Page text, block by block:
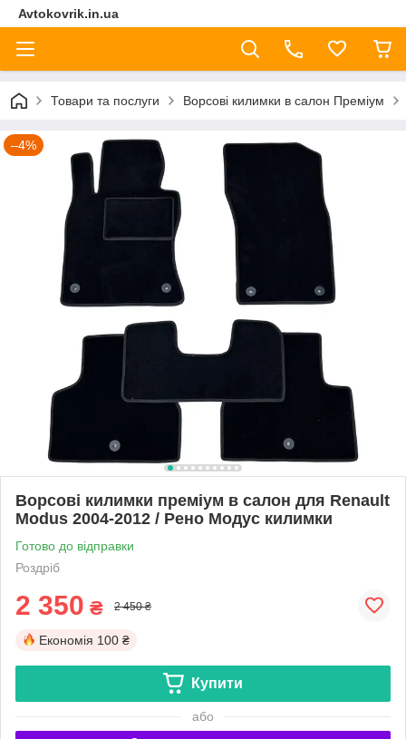
Avtokovrik.in.ua
Товари та послуги Ворсові килимки в салон Преміум
–4%
Ворсові килимки преміум в салон для Renault
Modus 2004-2012 / Рено Модус килимки
Готово до відправки
Роздріб
2 350 ₴ 2 450 ₴
Економія 100 ₴
Купити
або